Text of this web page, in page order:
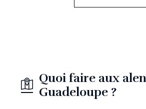
Quoi faire aux
Guadeloupe ?